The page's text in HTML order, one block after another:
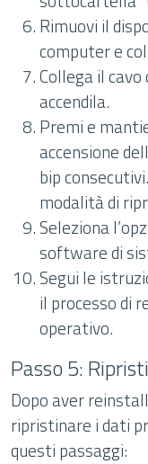
Rimuovi il
computer e
Collega il
accendila.
Premi e
accensione
bip
modalità di
Seleziona
software di
Segui le
il processo di
operativo.
Passo 5:
Dopo aver
ripristinare i dati
questi passaggi: